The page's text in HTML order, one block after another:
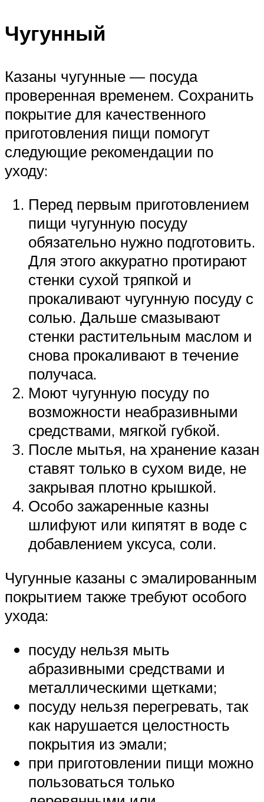
Чугунный
Казаны чугунные — посуда
проверенная временем. Сохранить
покрытие для качественного
приготовления пищи помогут
следующие рекомендации по
уходу:
Перед первым приготовлением
пищи чугунную посуду
обязательно нужно подготовить.
Для этого аккуратно протирают
стенки сухой тряпкой и
прокаливают чугунную посуду с
солью. Дальше смазывают
стенки растительным маслом и
снова прокаливают в течение
получаса.
Моют чугунную посуду по
возможности неабразивными
средствами, мягкой губкой.
После мытья, на хранение казан
ставят только в сухом виде, не
закрывая плотно крышкой.
Особо зажаренные казны
шлифуют или кипятят в воде с
добавлением уксуса, соли.
Чугунные казаны с эмалированным
покрытием также требуют особого
ухода:
посуду нельзя мыть
абразивными средствами и
металлическими щетками;
посуду нельзя перегревать, так
как нарушается целостность
покрытия из эмали;
при приготовлении пищи можно
пользоваться только